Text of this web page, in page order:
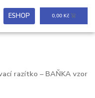
ESHOP 0,00 Kč
razítko – BAŇKA vzor